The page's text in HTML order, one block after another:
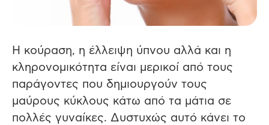
Η κούραση, η έλλειψη ύπνου αλλά και η
κληρονομικότητα είναι μερικοί από τους
παράγοντες που δημιουργούν τους
μαύρους κύκλους κάτω από τα μάτια σε
πολλές γυναίκες. Δυστυχώς αυτό κάνει το